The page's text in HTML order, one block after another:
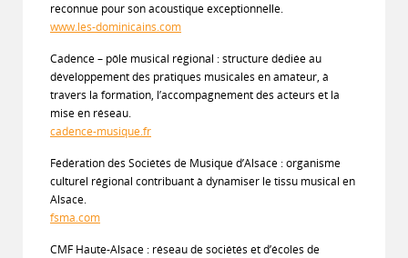
reconnue pour son acoustique exceptionnelle.
www.les-dominicains.com
Cadence – pôle musical régional : structure dédiée au
développement des pratiques musicales en amateur, à
travers la formation, l’accompagnement des acteurs et la
mise en réseau.
cadence-musique.fr
Fédération des Sociétés de Musique d’Alsace : organisme
culturel régional contribuant à dynamiser le tissu musical en
Alsace.
fsma.com
CMF Haute-Alsace : réseau de sociétés et d’écoles de